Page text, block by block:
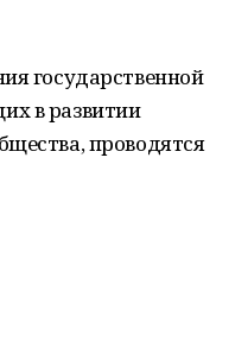
государственной
в развитии
проводятся